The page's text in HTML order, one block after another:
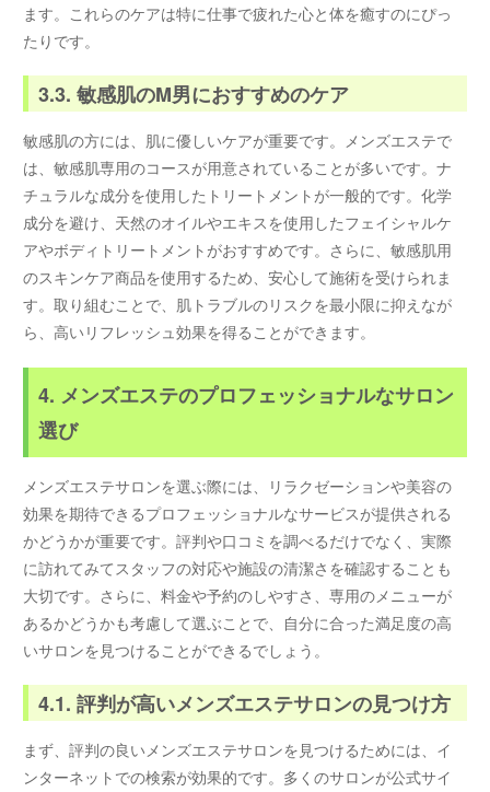
ます。これらのケアは特に仕事で疲れた心と体を癒すのにぴっ
たりです。
3.3. 敏感肌のM男におすすめのケア
敏感肌の方には、肌に優しいケアが重要です。メンズエステで
は、敏感肌専用のコースが用意されていることが多いです。ナ
チュラルな成分を使用したトリートメントが一般的です。化学
成分を避け、天然のオイルやエキスを使用したフェイシャルケ
アやボディトリートメントがおすすめです。さらに、敏感肌用
のスキンケア商品を使用するため、安心して施術を受けられま
す。取り組むことで、肌トラブルのリスクを最小限に抑えなが
ら、高いリフレッシュ効果を得ることができます。
4. メンズエステのプロフェッショナルなサロン
選び
メンズエステサロンを選ぶ際には、リラクゼーションや美容の
効果を期待できるプロフェッショナルなサービスが提供される
かどうかが重要です。評判や口コミを調べるだけでなく、実際
に訪れてみてスタッフの対応や施設の清潔さを確認することも
大切です。さらに、料金や予約のしやすさ、専用のメニューが
あるかどうかも考慮して選ぶことで、自分に合った満足度の高
いサロンを見つけることができるでしょう。
4.1. 評判が高いメンズエステサロンの見つけ方
まず、評判の良いメンズエステサロンを見つけるためには、イ
ンターネットでの検索が効果的です。多くのサロンが公式サイ